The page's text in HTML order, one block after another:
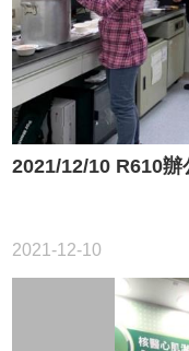
2021/12/10 R610
2021-12-10